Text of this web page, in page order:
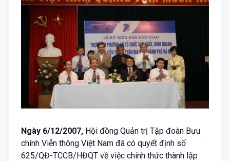
Ngày 6/12/2007, Hội đồng Quản trị Tập đoàn Bưu
chính Viễn thông Việt Nam đã có quyết định số
625/QĐ-TCCB/HĐQT về việc chính thức thành lập